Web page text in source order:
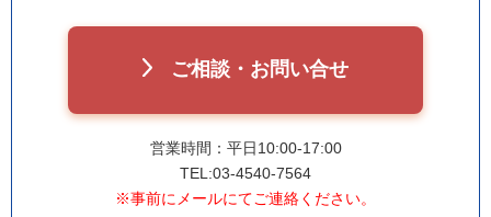
ご相談・お問い合せ
営業時間：平日10:00-17:00
TEL:03-4540-7564
※事前にメールにてご連絡ください。